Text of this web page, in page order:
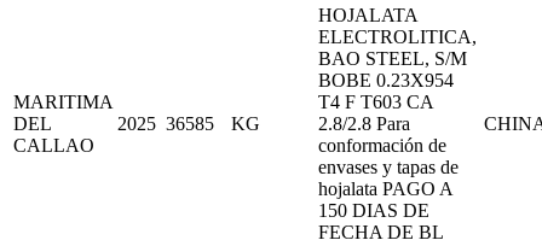
MARITIMA
DEL
CALLAO
2025 36585 KG
HOJALATA
ELECTROLITICA,
BAO STEEL, S/M
BOBE 0.23X954
T4 F T603 CA
2.8/2.8 Para
conformación de
envases y tapas de
hojalata PAGO A
150 DIAS DE
FECHA DE BL